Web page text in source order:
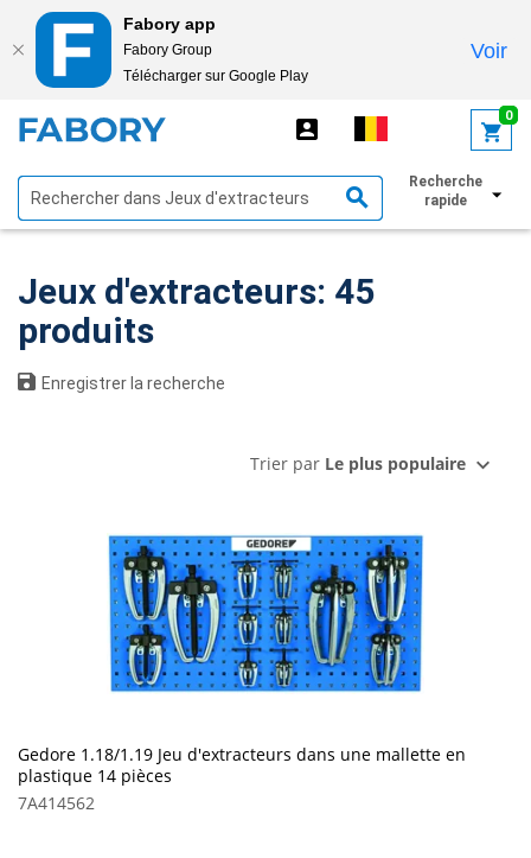
Fabory app
Fabory Group
Télécharger sur Google Play
Voir
0
Recherche
rapide
Afficher les filtres
Jeux d'extracteurs: 45
produits
Enregistrer la recherche
Trier par Le plus populaire
Gedore 1.18/1.19 Jeu d'extracteurs dans une mallette en
plastique 14 pièces
7A414562